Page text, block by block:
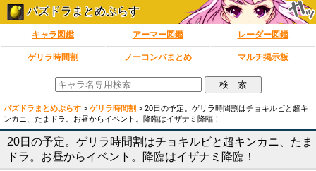
パズドラまとめぷらす
キャラ図鑑 アーマー図鑑 レーダー図鑑
ゲリラ時間割 ノーコンパまとめ マルチ掲示板
パズドラまとめぷらす > ゲリラ時間割 > 20日の予定。ゲリラ時間割はチョキルビと超キ
ンカニ、たまドラ。お昼からイベント。降臨はイザナミ降臨！
20日の予定。ゲリラ時間割はチョキルビと超キンカニ、たま
ドラ。お昼からイベント。降臨はイザナミ降臨！